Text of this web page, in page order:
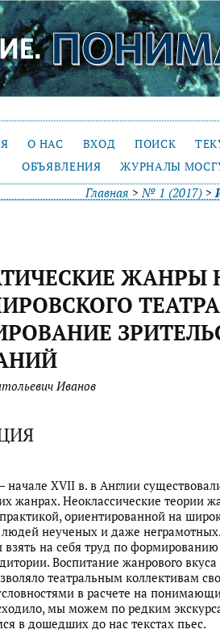
О НАС ВХОД ПОИСК
ОБЪЯВЛЕНИЯ
ЖУРНАЛЫ
Главная >№ 1 (2017)>
ЖАНРЫ
Иванов
начале XVII в. в Англии
жанрах. Неоклассические теории
ориентированной на
неученых и даже
на себя труд по
Воспитание жанрового
театральным коллективам
в расчете на
мы можем по редким
в дошедших до нас текстах пьес.